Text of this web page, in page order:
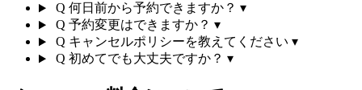
Q 何日前から予約できますか？ ▾
Q 予約変更はできますか？ ▾
Q キャンセルポリシーを教えてください ▾
Q 初めてでも大丈夫ですか？ ▾